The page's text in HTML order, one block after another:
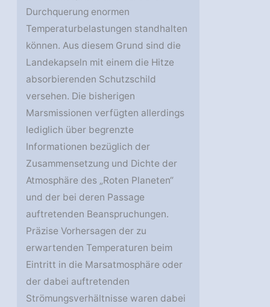
Durchquerung enormen
Temperaturbelastungen standhalten
können. Aus diesem Grund sind die
Landekapseln mit einem die Hitze
absorbierenden Schutzschild
versehen. Die bisherigen
Marsmissionen verfügten allerdings
lediglich über begrenzte
Informationen bezüglich der
Zusammensetzung und Dichte der
Atmosphäre des „Roten Planeten“
und der bei deren Passage
auftretenden Beanspruchungen.
Präzise Vorhersagen der zu
erwartenden Temperaturen beim
Eintritt in die Marsatmosphäre oder
der dabei auftretenden
Strömungsverhältnisse waren dabei